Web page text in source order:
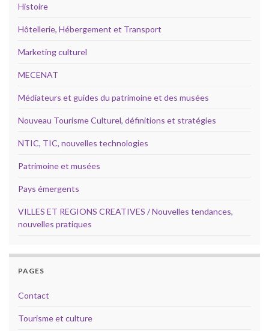
Histoire
Hôtellerie, Hébergement et Transport
Marketing culturel
MECENAT
Médiateurs et guides du patrimoine et des musées
Nouveau Tourisme Culturel, définitions et stratégies
NTIC, TIC, nouvelles technologies
Patrimoine et musées
Pays émergents
VILLES ET REGIONS CREATIVES / Nouvelles tendances,
nouvelles pratiques
PAGES
Contact
Tourisme et culture